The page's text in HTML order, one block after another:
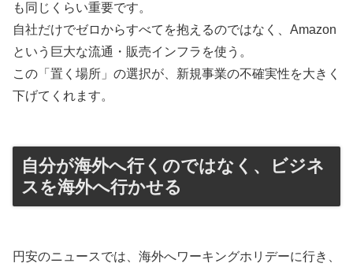
も同じくらい重要です。
自社だけでゼロからすべてを抱えるのではなく、Amazon
という巨大な流通・販売インフラを使う。
この「置く場所」の選択が、新規事業の不確実性を大きく
下げてくれます。
自分が海外へ行くのではなく、ビジネ
スを海外へ行かせる
円安のニュースでは、海外へワーキングホリデーに行き、